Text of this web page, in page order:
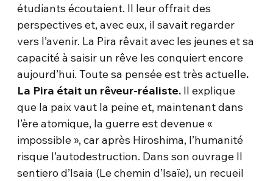
étudiants écoutaient. Il leur offrait des
perspectives et, avec eux, il savait regarder
vers l’avenir. La Pira rêvait avec les jeunes et sa
capacité à saisir un rêve les conquiert encore
aujourd’hui. Toute sa pensée est très actuelle.
La Pira était un rêveur-réaliste. Il explique
que la paix vaut la peine et, maintenant dans
l’ère atomique, la guerre est devenue «
impossible », car après Hiroshima, l’humanité
risque l’autodestruction. Dans son ouvrage Il
sentiero d’Isaia (Le chemin d’Isaïe), un recueil